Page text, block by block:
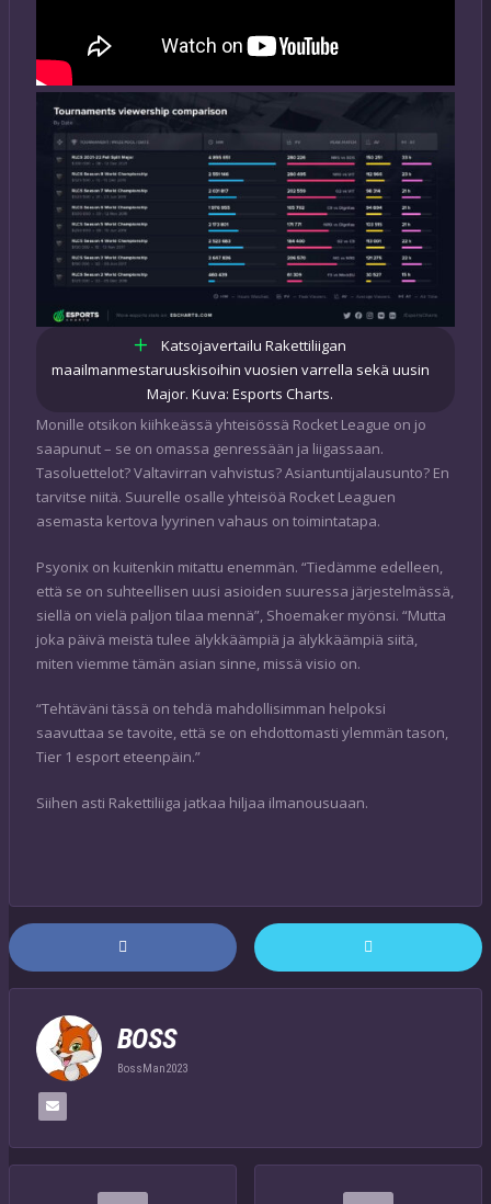
Katsojavertailu Rakettiliigan
maailmanmestaruuskisoihin vuosien varrella sekä uusin
Major. Kuva: Esports Charts.
Monille otsikon kiihkeässä yhteisössä Rocket League on jo
saapunut – se on omassa genressään ja liigassaan.
Tasoluettelot? Valtavirran vahvistus? Asiantuntijalausunto? En
tarvitse niitä. Suurelle osalle yhteisöä Rocket Leaguen
asemasta kertova lyyrinen vahaus on toimintatapa.
Psyonix on kuitenkin mitattu enemmän. “Tiedämme edelleen,
että se on suhteellisen uusi asioiden suuressa järjestelmässä,
siellä on vielä paljon tilaa mennä”, Shoemaker myönsi. “Mutta
joka päivä meistä tulee älykkäämpiä ja älykkäämpiä siitä,
miten viemme tämän asian sinne, missä visio on.
“Tehtäväni tässä on tehdä mahdollisimman helpoksi
saavuttaa se tavoite, että se on ehdottomasti ylemmän tason,
Tier 1 esport eteenpäin.”
Siihen asti Rakettiliiga jatkaa hiljaa ilmanousuaan.
BOSS
BossMan2023